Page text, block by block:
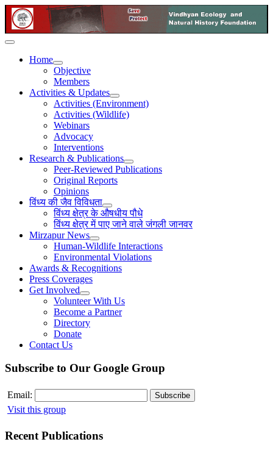
Home
Objective
Members
Activities & Updates
Activities (Environment)
Activities (Wildlife)
Webinars
Advocacy
Interventions
Research & Publications
Peer-Reviewed Publications
Original Reports
Opinions
विंध्य की जैव विविधता
विंध्य क्षेत्र के औषधीय पौधे
विंध्य क्षेत्र में पाए जाने वाले जंगली जानवर
Mirzapur News
Human-Wildlife Interactions
Environmental Violations
Awards & Recognitions
Press Coverages
Get Involved
Volunteer With Us
Become a Partner
Directory
Donate
Contact Us
Subscribe to Our Google Group
Email:
Visit this group
Recent Publications